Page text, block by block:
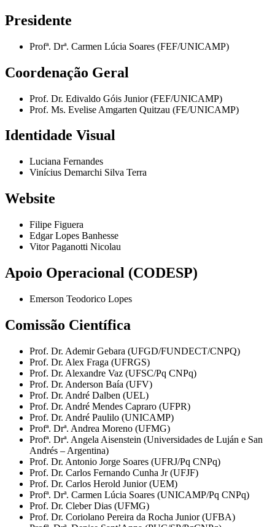
Presidente
Profª. Drª. Carmen Lúcia Soares (FEF/UNICAMP)
Coordenação Geral
Prof. Dr. Edivaldo Góis Junior (FEF/UNICAMP)
Prof. Ms. Evelise Amgarten Quitzau (FE/UNICAMP)
Identidade Visual
Luciana Fernandes
Vinícius Demarchi Silva Terra
Website
Filipe Figuera
Edgar Lopes Banhesse
Vitor Paganotti Nicolau
Apoio Operacional (CODESP)
Emerson Teodorico Lopes
Comissão Científica
Prof. Dr. Ademir Gebara (UFGD/FUNDECT/CNPQ)
Prof. Dr. Alex Fraga (UFRGS)
Prof. Dr. Alexandre Vaz (UFSC/Pq CNPq)
Prof. Dr. Anderson Baía (UFV)
Prof. Dr. André Dalben (UEL)
Prof. Dr. André Mendes Capraro (UFPR)
Prof. Dr. André Paulilo (UNICAMP)
Profª. Drª. Andrea Moreno (UFMG)
Profª. Drª. Angela Aisenstein (Universidades de Luján e San
Andrés – Argentina)
Prof. Dr. Antonio Jorge Soares (UFRJ/Pq CNPq)
Prof. Dr. Carlos Fernando Cunha Jr (UFJF)
Prof. Dr. Carlos Herold Junior (UEM)
Profª. Drª. Carmen Lúcia Soares (UNICAMP/Pq CNPq)
Prof. Dr. Cleber Dias (UFMG)
Prof. Dr. Coriolano Pereira da Rocha Junior (UFBA)